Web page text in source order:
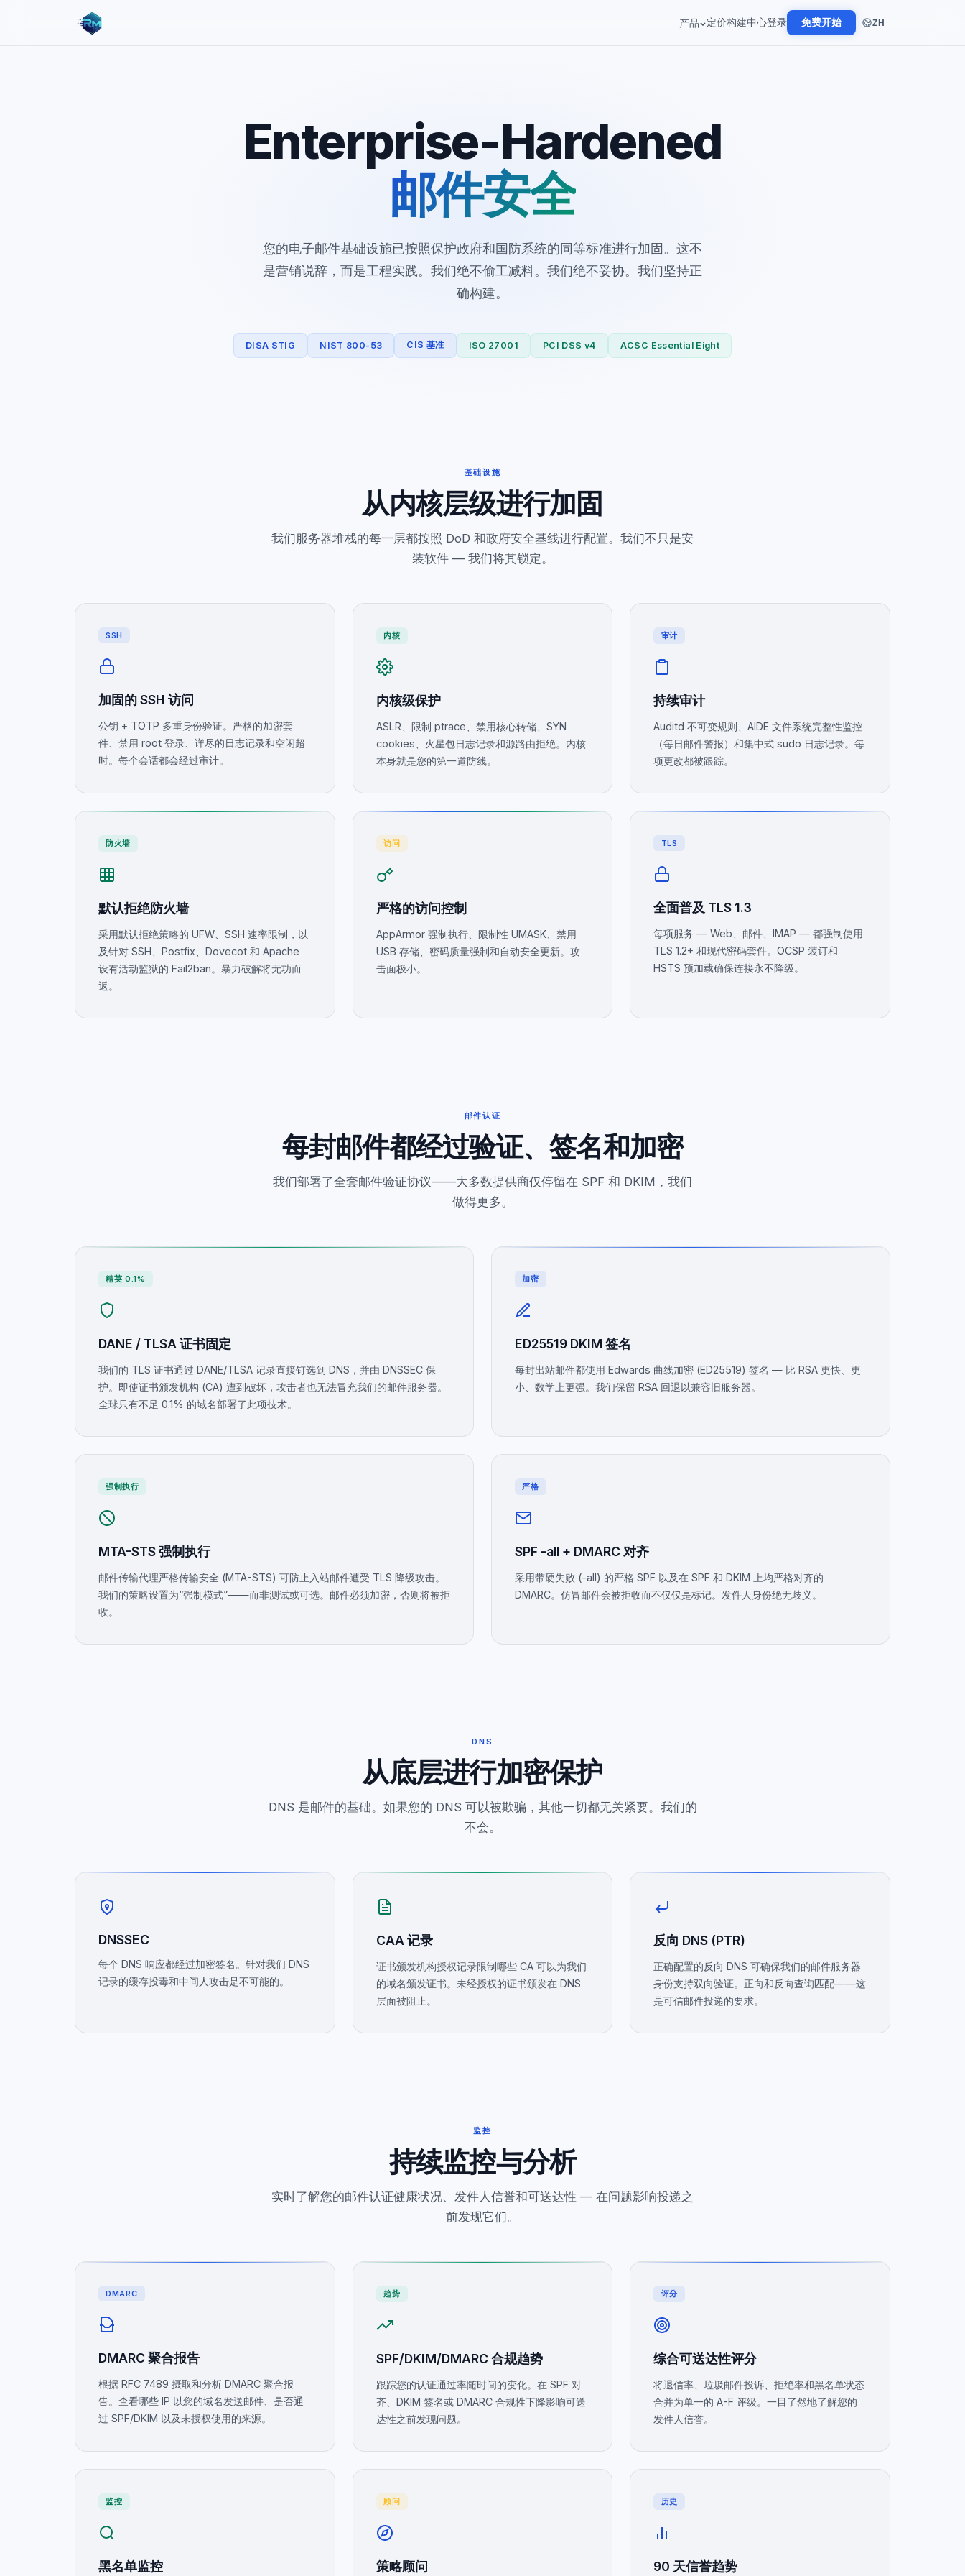
产品 定价构建中心登录 免费开始 ZH
Enterprise-Hardened
邮件安全
您的电子邮件基础设施已按照保护政府和国防系统的同等标准进行加固。这不
是营销说辞，而是工程实践。我们绝不偷工减料。我们绝不妥协。我们坚持正
确构建。
DISA STIG NIST 800-53 CIS 基准 ISO 27001 PCI DSS v4 ACSC Essential Eight
基础设施
从内核层级进行加固
我们服务器堆栈的每一层都按照 DoD 和政府安全基线进行配置。我们不只是安
装软件 — 我们将其锁定。
SSH
加固的 SSH 访问
公钥 + TOTP 多重身份验证。严格的加密套
件、禁用 root 登录、详尽的日志记录和空闲超
时。每个会话都会经过审计。
内核
内核级保护
ASLR、限制 ptrace、禁用核心转储、SYN
cookies、火星包日志记录和源路由拒绝。内核
本身就是您的第一道防线。
审计
持续审计
Auditd 不可变规则、AIDE 文件系统完整性监控
（每日邮件警报）和集中式 sudo 日志记录。每
项更改都被跟踪。
防火墙
默认拒绝防火墙
采用默认拒绝策略的 UFW、SSH 速率限制，以
及针对 SSH、Postfix、Dovecot 和 Apache
设有活动监狱的 Fail2ban。暴力破解将无功而
返。
访问
严格的访问控制
AppArmor 强制执行、限制性 UMASK、禁用
USB 存储、密码质量强制和自动安全更新。攻
击面极小。
TLS
全面普及 TLS 1.3
每项服务 — Web、邮件、IMAP — 都强制使用
TLS 1.2+ 和现代密码套件。OCSP 装订和
HSTS 预加载确保连接永不降级。
邮件认证
每封邮件都经过验证、签名和加密
我们部署了全套邮件验证协议——大多数提供商仅停留在 SPF 和 DKIM，我们
做得更多。
精英 0.1%
DANE / TLSA 证书固定
我们的 TLS 证书通过 DANE/TLSA 记录直接钉选到 DNS，并由 DNSSEC 保
护。即使证书颁发机构 (CA) 遭到破坏，攻击者也无法冒充我们的邮件服务器。
全球只有不足 0.1% 的域名部署了此项技术。
加密
ED25519 DKIM 签名
每封出站邮件都使用 Edwards 曲线加密 (ED25519) 签名 — 比 RSA 更快、更
小、数学上更强。我们保留 RSA 回退以兼容旧服务器。
强制执行
MTA-STS 强制执行
邮件传输代理严格传输安全 (MTA-STS) 可防止入站邮件遭受 TLS 降级攻击。
我们的策略设置为“强制模式”——而非测试或可选。邮件必须加密，否则将被拒
收。
严格
SPF -all + DMARC 对齐
采用带硬失败 (-all) 的严格 SPF 以及在 SPF 和 DKIM 上均严格对齐的
DMARC。仿冒邮件会被拒收而不仅仅是标记。发件人身份绝无歧义。
DNS
从底层进行加密保护
DNS 是邮件的基础。如果您的 DNS 可以被欺骗，其他一切都无关紧要。我们的
不会。
DNSSEC
每个 DNS 响应都经过加密签名。针对我们 DNS
记录的缓存投毒和中间人攻击是不可能的。
CAA 记录
证书颁发机构授权记录限制哪些 CA 可以为我们
的域名颁发证书。未经授权的证书颁发在 DNS
层面被阻止。
反向 DNS (PTR)
正确配置的反向 DNS 可确保我们的邮件服务器
身份支持双向验证。正向和反向查询匹配——这
是可信邮件投递的要求。
监控
持续监控与分析
实时了解您的邮件认证健康状况、发件人信誉和可送达性 — 在问题影响投递之
前发现它们。
DMARC
DMARC 聚合报告
根据 RFC 7489 摄取和分析 DMARC 聚合报
告。查看哪些 IP 以您的域名发送邮件、是否通
过 SPF/DKIM 以及未授权使用的来源。
趋势
SPF/DKIM/DMARC 合规趋势
跟踪您的认证通过率随时间的变化。在 SPF 对
齐、DKIM 签名或 DMARC 合规性下降影响可送
达性之前发现问题。
评分
综合可送达性评分
将退信率、垃圾邮件投诉、拒绝率和黑名单状态
合并为单一的 A-F 评级。一目了然地了解您的
发件人信誉。
监控
黑名单监控
顾问
策略顾问
历史
90 天信誉趋势